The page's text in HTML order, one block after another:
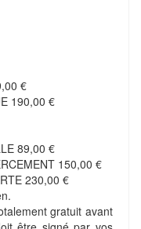
€
190,00 €
89,00 €
150,00 €
230,00 €
gratuit avant